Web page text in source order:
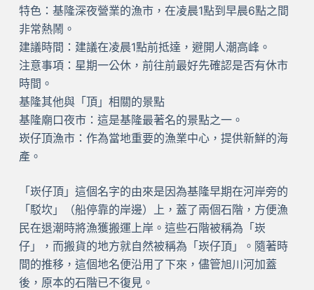
特色：基隆深夜營業的漁市，在凌晨1點到早晨6點之間
非常熱鬧。
建議時間：建議在凌晨1點前抵達，避開人潮高峰。
注意事項：星期一公休，前往前最好先確認是否有休市
時間。
基隆其他與「頂」相關的景點
基隆廟口夜市：這是基隆最著名的景點之一。
崁仔頂漁市：作為當地重要的漁業中心，提供新鮮的海
產。
「崁仔頂」這個名字的由來是因為基隆早期在河岸旁的
「駁坎」（船停靠的岸邊）上，蓋了兩個石階，方便漁
民在退潮時將漁獲搬運上岸。這些石階被稱為「崁
仔」，而搬貨的地方就自然被稱為「崁仔頂」。隨著時
間的推移，這個地名便沿用了下來，儘管旭川河加蓋
後，原本的石階已不復見。